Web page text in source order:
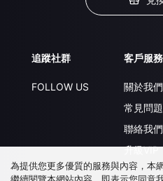
追蹤社群
FOLLOW US
客戶服務
關於我們
常見問題
聯絡我們
升級VIP
為提供您更多優質的服務與內容，本